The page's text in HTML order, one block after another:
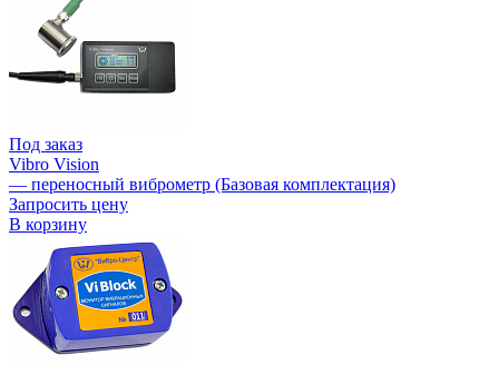
Под заказ
Vibro Vision
— переносный виброметр (Базовая комплектация)
Запросить цену
В корзину